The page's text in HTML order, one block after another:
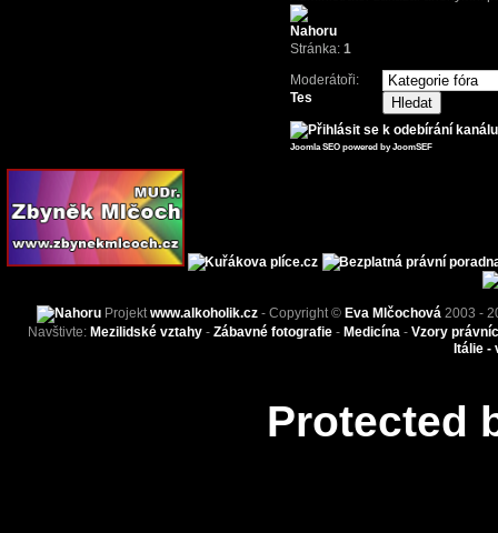
Stránka:1
Moderátoři:
Tes
Joomla SEO powered by JoomSEF
Projektwww.alkoholik.cz - Copyright © Eva Mlčochová 2003 -
Navštivte: Mezilidské vztahy - Zábavné fotografie - Medicína - Vzory
Itálie -
Protected